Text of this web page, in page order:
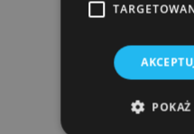
Bidon Arena
POKAŻ